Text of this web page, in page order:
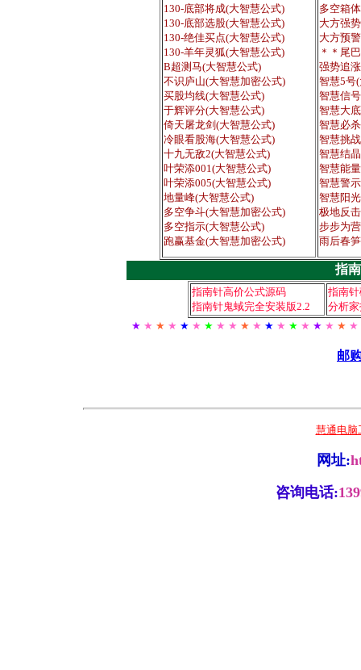
130-底部将成(大智慧公式)
130-底部选股(大智慧公式)
130-绝佳买点(大智慧公式)
130-羊年灵狐(大智慧公式)
B超测马(大智慧公式)
不识庐山(大智慧加密公式)
买股均线(大智慧公式)
于辉评分(大智慧公式)
倚天屠龙剑(大智慧公式)
冷眼看股海(大智慧公式)
十九无敌2(大智慧公式)
叶荣添001(大智慧公式)
叶荣添005(大智慧公式)
地量峰(大智慧公式)
多空争斗(大智慧加密公式)
多空指示(大智慧公式)
跑赢基金(大智慧加密公式)
多空箱
大方强
大方预
＊＊尾
强势追
智慧5号
智慧信
智慧大
智慧必
智慧挑
智慧结
智慧能
智慧警
智慧阳
极地反
步步为
雨后春
指
指南针高价公式源码
指南针鬼蜮完全安装版2.2
指南
分析
★ ★ ★ ★ ★ ★ ★ ★ ★ ★ ★ ★ ★ ★ ★ ★ ★ ★ ★
邮
慧通电脑
网址:
咨询电话: